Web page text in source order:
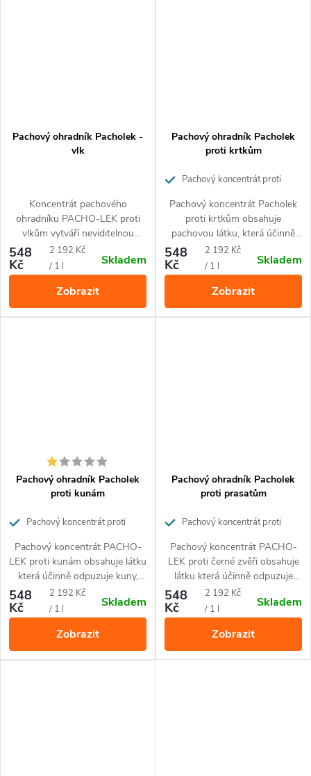
Pachový ohradník Pacholek -
vlk
Koncentrát pachového
ohradníku PACHO-LEK proti
vlkům vytváří neviditelnou
ochrannou zónu kolem Vašich
zvířat. Pomáhá odvrátit útoky
vlka tím, že využívá jeho
instinktivní vnímání teritoria.
548
Kč
Měrná
cena:
2 192 Kč
/ 1 l
Skladem
Zobrazit
Pachový ohradník Pacholek
proti krtkům
Pachový koncentrát proti
250ml
Pachový koncentrát Pacholek
proti krtkům obsahuje
pachovou látku, která účinně
odpuzuje krky, hryzce a
hraboše. Balení cca pro aplikaci
80 nosičů.
548
Kč
Měrná
cena:
2 192 Kč
/ 1 l
Skladem
Zobrazit
Pachový ohradník Pacholek
proti kunám
Pachový koncentrát proti
Pachový koncentrát PACHO-
LEK proti kunám obsahuje látku
která účinně odpuzuje kuny,
lasičky i lišky po dobu až 3
měsíců.
548
Kč
Měrná
cena:
2 192 Kč
/ 1 l
Skladem
Zobrazit
Pachový ohradník Pacholek
proti prasatům
Pachový koncentrát proti
Pachový koncentrát PACHO-
LEK proti černé zvěři obsahuje
látku která účinně odpuzuje
především divoká prasata.
548
Kč
Měrná
cena:
2 192 Kč
/ 1 l
Skladem
Zobrazit